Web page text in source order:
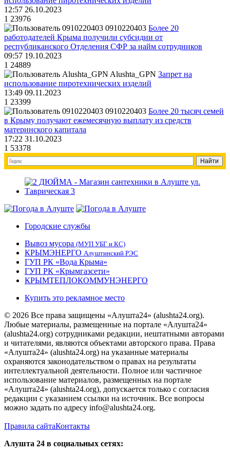
12:57 26.10.2023
1 23976
0910220403 Более 20
работодателей Крыма получили субсидии от
республиканского Отделения СФР за найм сотрудников
09:57 19.10.2023
1 24889
Alushta_GPN Запрет на
использование пиротехнических изделий
13:49 09.11.2023
1 23399
0910220403 Более 20 тысяч семей
в Крыму получают ежемесячную выплату из средств
материнского капитала
17:22 31.10.2023
1 53378
Городские службы
Вывоз мусора (МУП УБГ и КС)
КРЫМЭНЕРГО Алуштинский РЭС
ГУП РК «Вода Крыма»
ГУП РК «Крымгазсети»
КРЫМТЕПЛОКОММУНЭНЕРГО
Купить это рекламное место
© 2026 Все права защищены «Алушта24» (alushta24.org).
Любые материалы, размещенные на портале «Алушта24»
(alushta24.org) сотрудниками редакции, нештатными авторами
и читателями, являются объектами авторского права. Права
«Алушта24» (alushta24.org) на указанные материалы
охраняются законодательством о правах на результаты
интеллектуальной деятельности. Полное или частичное
использование материалов, размещенных на портале
«Алушта24» (alushta24.org), допускается только с согласия
редакции с указанием ссылки на источник. Все вопросы
можно задать по адресу info@alushta24.org.
Правила сайтаКонтакты
Алушта 24 в социальных сетях: